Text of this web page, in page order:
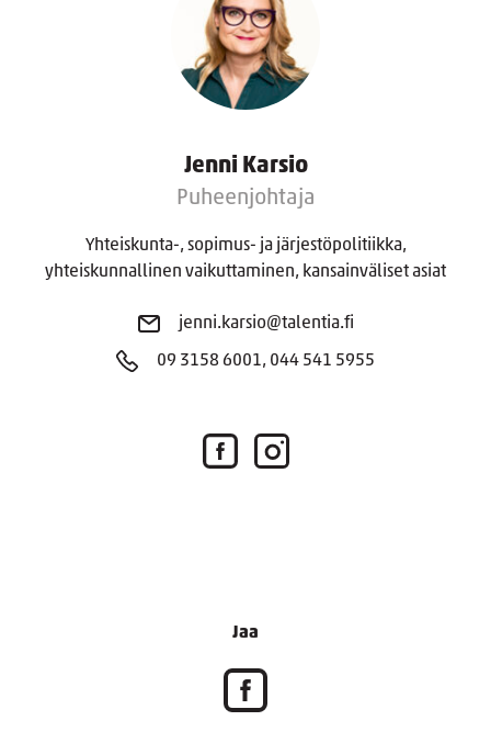
Jenni Karsio
Puheenjohtaja
Yhteiskunta-, sopimus- ja järjestöpolitiikka,
yhteiskunnallinen vaikuttaminen, kansainväliset asiat
jenni.karsio@talentia.fi
09 3158 6001, 044 541 5955
Jaa